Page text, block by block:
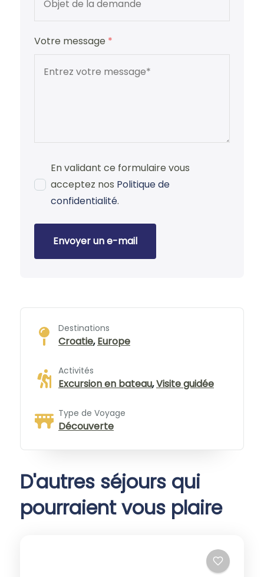
Votre message *
En validant ce formulaire vous
acceptez nos Politique de
confidentialité.
Envoyer un e-mail
Destinations
Croatie,Europe
Activités
Excursion en bateau,Visite guidée
Type de Voyage
Découverte
D'autres séjours qui
pourraient vous plaire